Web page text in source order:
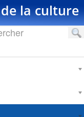
la culture